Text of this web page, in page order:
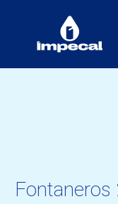
Fontaneros